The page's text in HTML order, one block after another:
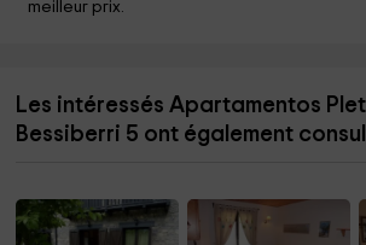
meilleur prix.
Les intéressés Apartamentos
Bessiberri 5 ont également